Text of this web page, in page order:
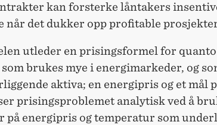
kan forsterke låntakers
når det dukker opp profitable
utleder en prisingsformel for
brukes mye i energimarkeder, og
aktiva; en energipris og et mål
prisingsproblemet analytisk ved å
energipris og temperatur som